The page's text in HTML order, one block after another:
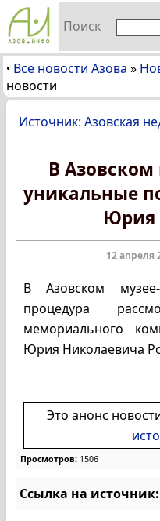
Поиск
• Все новости Азова »
новости
Источник: Азовская
В Азовском
уникальные
Юрия
12 апреля
В Азовском музее-
процедура
мемориального
Юрия Николаевича
Это анонс
Просмотров: 1506
Ссылка на источник: